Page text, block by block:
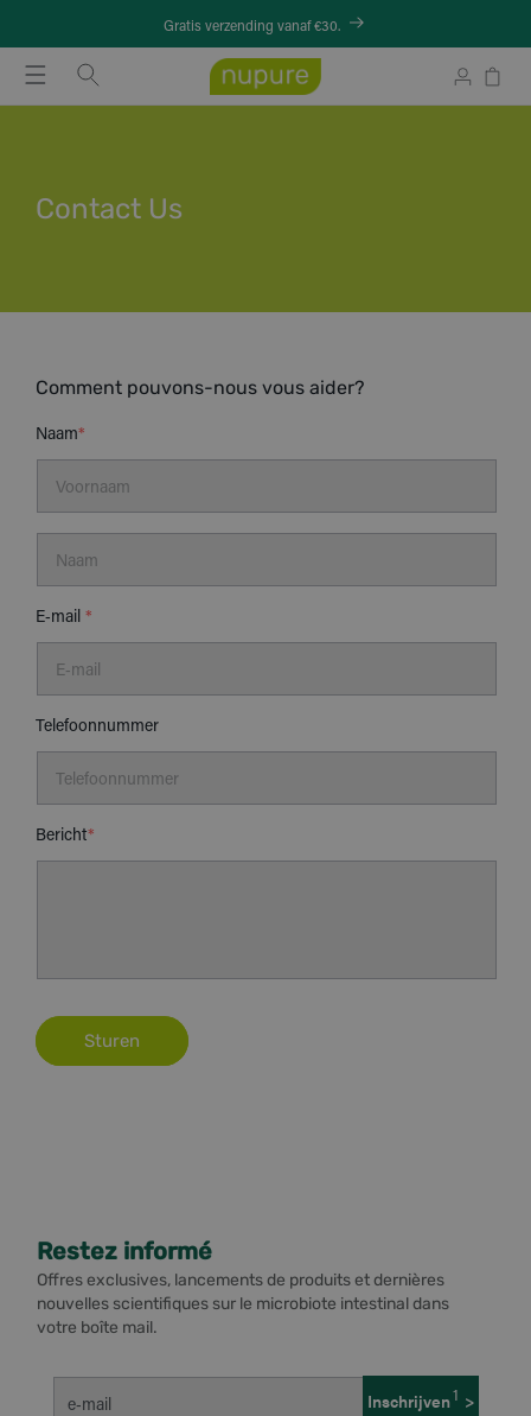
content
Gratis verzending vanaf €30.
Inloggen
Contact Us
Comment pouvons-nous vous aider?
Naam*
E‑mail *
Telefoonnummer
Bericht*
Sturen
Restez informé
Offres exclusives, lancements de produits et dernières
nouvelles scientifiques sur le microbiote intestinal dans
votre boîte mail.
e‑mail Inschrijven1 >